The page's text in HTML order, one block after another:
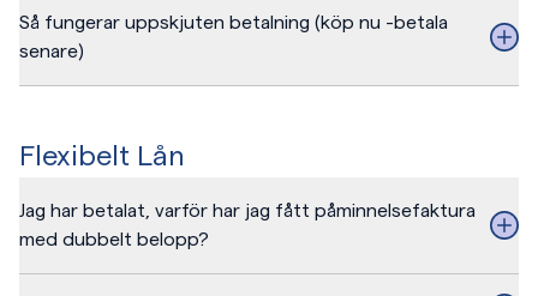
Så fungerar uppskjuten betalning (köp nu -betala
senare)
Flexibelt Lån
Jag har betalat, varför har jag fått påminnelsefaktura
med dubbelt belopp?